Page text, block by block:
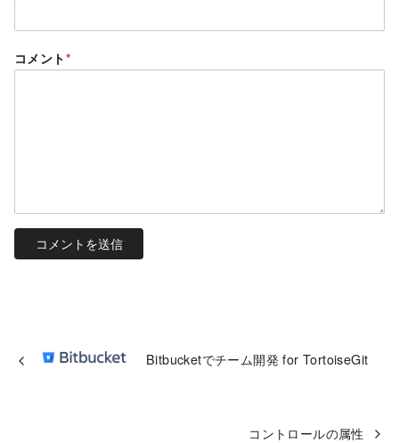
コメント*
Bitbucketでチーム開発 for TortoiseGit
コントロールの属性